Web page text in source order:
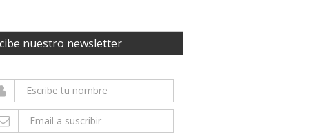
nuestro newsletter